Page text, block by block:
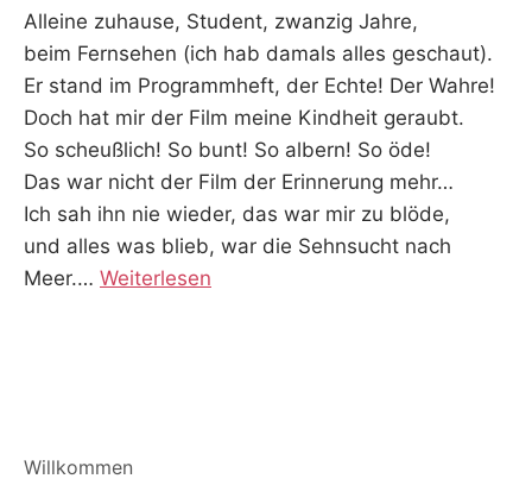
Alleine zuhause, Student, zwanzig Jahre,
beim Fernsehen (ich hab damals alles geschaut).
Er stand im Programmheft, der Echte! Der Wahre!
Doch hat mir der Film meine Kindheit geraubt.
So scheußlich! So bunt! So albern! So öde!
Das war nicht der Film der Erinnerung mehr…
Ich sah ihn nie wieder, das war mir zu blöde,
und alles was blieb, war die Sehnsucht nach
Meer.… Weiterlesen
Willkommen